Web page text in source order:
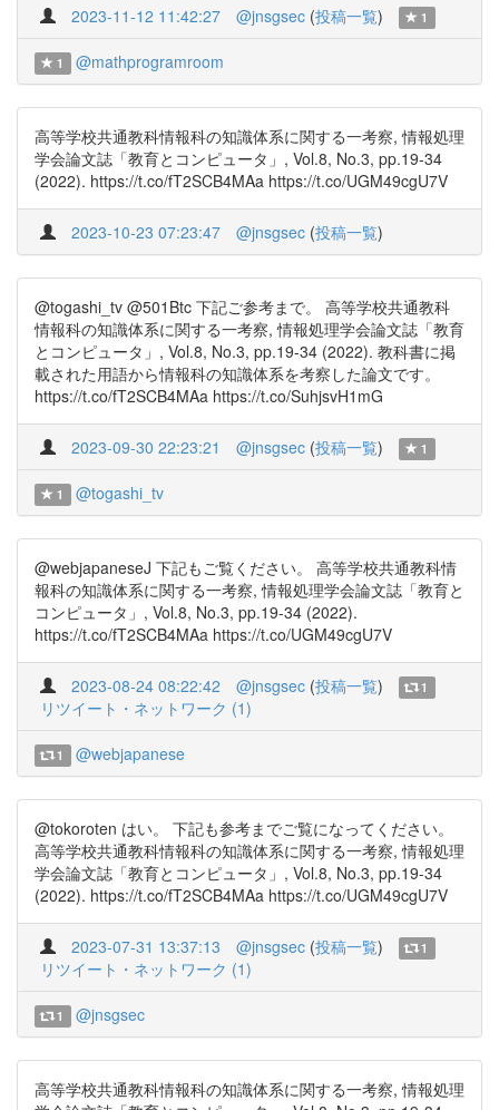
2023-11-12 11:42:27 @jnsgsec (投稿一覧) 1
1 @mathprogramroom
高等学校共通教科情報科の知識体系に関する一考察, 情報処理
学会論文誌「教育とコンピュータ」, Vol.8, No.3, pp.19-34
(2022). https://t.co/fT2SCB4MAa https://t.co/UGM49cgU7V
2023-10-23 07:23:47 @jnsgsec (投稿一覧)
@togashi_tv @501Btc 下記ご参考まで。 高等学校共通教科
情報科の知識体系に関する一考察, 情報処理学会論文誌「教育
とコンピュータ」, Vol.8, No.3, pp.19-34 (2022). 教科書に掲
載された用語から情報科の知識体系を考察した論文です。
https://t.co/fT2SCB4MAa https://t.co/SuhjsvH1mG
2023-09-30 22:23:21 @jnsgsec (投稿一覧) 1
1 @togashi_tv
@webjapaneseJ 下記もご覧ください。 高等学校共通教科情
報科の知識体系に関する一考察, 情報処理学会論文誌「教育と
コンピュータ」, Vol.8, No.3, pp.19-34 (2022).
https://t.co/fT2SCB4MAa https://t.co/UGM49cgU7V
2023-08-24 08:22:42 @jnsgsec (投稿一覧) 1
リツイート・ネットワーク (1)
1 @webjapanese
@tokoroten はい。 下記も参考までご覧になってください。
高等学校共通教科情報科の知識体系に関する一考察, 情報処理
学会論文誌「教育とコンピュータ」, Vol.8, No.3, pp.19-34
(2022). https://t.co/fT2SCB4MAa https://t.co/UGM49cgU7V
2023-07-31 13:37:13 @jnsgsec (投稿一覧) 1
リツイート・ネットワーク (1)
1 @jnsgsec
高等学校共通教科情報科の知識体系に関する一考察, 情報処理